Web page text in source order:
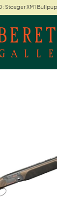
Stoeger XM1 Bullpup